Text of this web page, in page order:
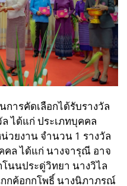
ารคัดเลือกได้รับรางวัล
ได้แก่ ประเภทบุคคล
วยงาน จำนวน 1 รางวัล
คล ได้แก่ นางจารุณี อาจ
นนประดู่วิทยา นางวิไล
กค้อกกโพธิ์ นางนิภาภรณ์